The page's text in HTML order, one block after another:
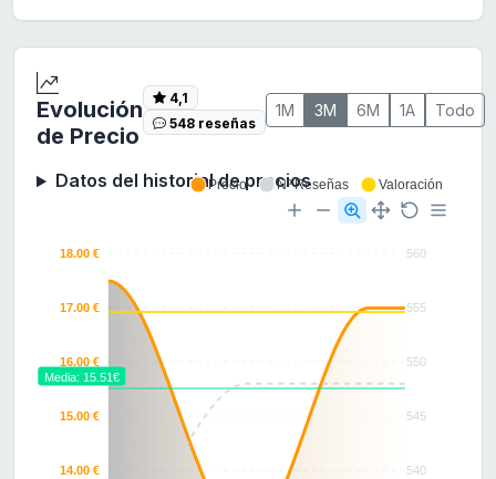
Evolución
de Precio
4,1
548 reseñas
1M 3M 6M 1A Todo
Datos del historial de precios
560
555
550
545
540
18.00 €
17.00 €
16.00 €
15.00 €
14.00 €
Media: 15.51€
Precio Nº Reseñas Valoración